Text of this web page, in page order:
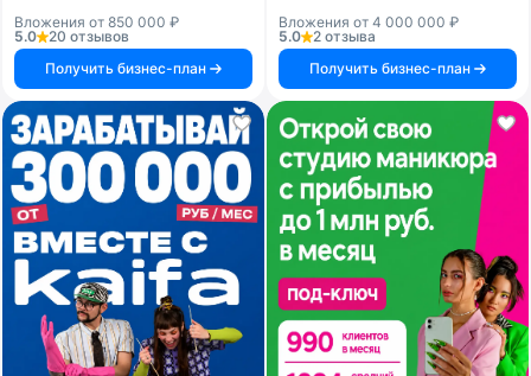
Вложения от 850 000 ₽
5.0
20 отзывов
Получить бизнес-план
Вложения от 4 000 000 ₽
5.0
2 отзыва
Получить бизнес-план